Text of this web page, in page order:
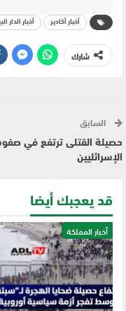
أخبار أكادير أخبار الدار
شارك
السابق
حصيلة القتلى ترتفع في
الإسرائليين
قد يعجبك أيضا
أخبار المملكة